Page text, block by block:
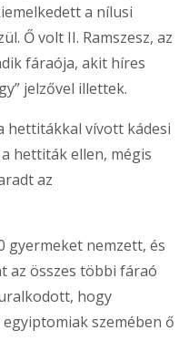
a nílusi
Ő volt II. Ramszesz, az
fáraója, akit híres
jelzővel illettek.
hettitákkal vívott kádesi
hettiták ellen, mégis
az
gyermeket nemzett, és
összes többi fáraó
hogy
szemében ő